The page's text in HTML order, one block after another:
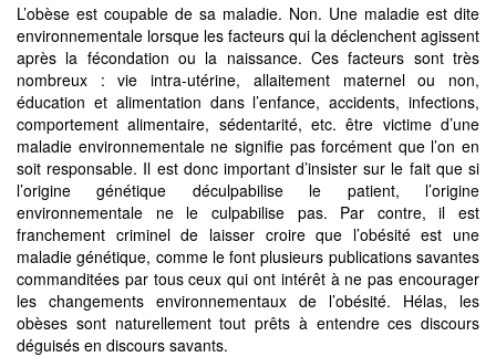
L’obèse est coupable de sa maladie. Non. Une maladie est dite
environnementale lorsque les facteurs qui la déclenchent agissent
après la fécondation ou la naissance. Ces facteurs sont très
nombreux : vie intra-utérine, allaitement maternel ou non,
éducation et alimentation dans l’enfance, accidents, infections,
comportement alimentaire, sédentarité, etc. être victime d’une
maladie environnementale ne signifie pas forcément que l’on en
soit responsable. Il est donc important d’insister sur le fait que si
l’origine génétique déculpabilise le patient, l’origine
environnementale ne le culpabilise pas. Par contre, il est
franchement criminel de laisser croire que l’obésité est une
maladie génétique, comme le font plusieurs publications savantes
commanditées par tous ceux qui ont intérêt à ne pas encourager
les changements environnementaux de l’obésité. Hélas, les
obèses sont naturellement tout prêts à entendre ces discours
déguisés en discours savants.